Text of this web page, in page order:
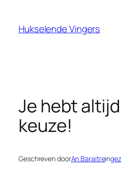
Hukselende Vingers
Je hebt
keuze!
Geschreven doorAn Baraitrein